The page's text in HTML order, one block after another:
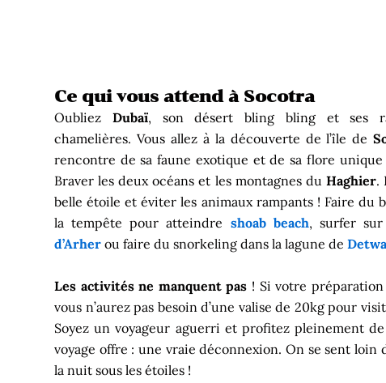
Ce qui vous attend à Socotra
Oubliez Dubaï, son désert bling bling et ses
chamelières. Vous allez à la découverte de l’île de
rencontre de sa faune exotique et de sa flore unique
Braver les deux océans et les montagnes du Haghier.
belle étoile et éviter les animaux rampants ! Faire du
la tempête pour atteindre shoab beach, surfer
d’Arher ou faire du snorkeling dans la lagune de
Les activités ne manquent pas ! Si votre préparation
vous n’aurez pas besoin d’une valise de 20kg pour
Soyez un voyageur aguerri et profitez pleinement
voyage offre : une vraie déconnexion. On se sent loin
la nuit sous les étoiles !